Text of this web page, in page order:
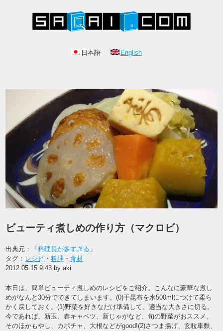
日本語 English
ビューティ煮しめの作り方（マクロビ）
出典元：「料理長が多すぎる 」
タグ： レシピ ・料理 ・食材
2012.05.15 9:43 by aki
本日は、簡単ビューティ煮しめのレシピをご紹介。こんなに豪華な煮し
めがなんと30分でできてしまいます。(0)干昆布を水500mlにつけて柔ら
かく戻しておく。(1)野菜を好きなだけ準備して、適当な大きさに切る。
今であれば、新玉、春キャベツ、新じゃがなど、旬の野菜がおススメ。
そのほかもやし、カボチャ、大根などがgood!(2)さつま揚げ、玄粒車麩、